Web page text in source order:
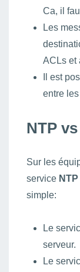
Ca, il
Les
ACLs et
Il est
entre
NTP
Sur les
service NTP
simple:
Le
serveur.
Le